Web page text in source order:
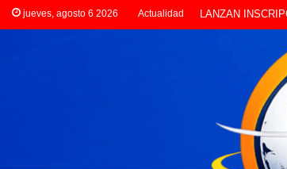
jueves, agosto 6 2026 Actualidad CLORINDA